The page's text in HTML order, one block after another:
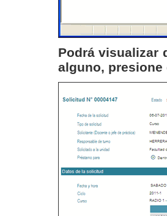
Podrá visualizar
alguno, presione